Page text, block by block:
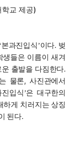
교 제공)
‘본과진입식’이다. 벚
들은 이름이 새겨
출발을 다짐한다.
물론, 사진관에서
진입식’은 대구한의
하게 치러지는 상징
된다.